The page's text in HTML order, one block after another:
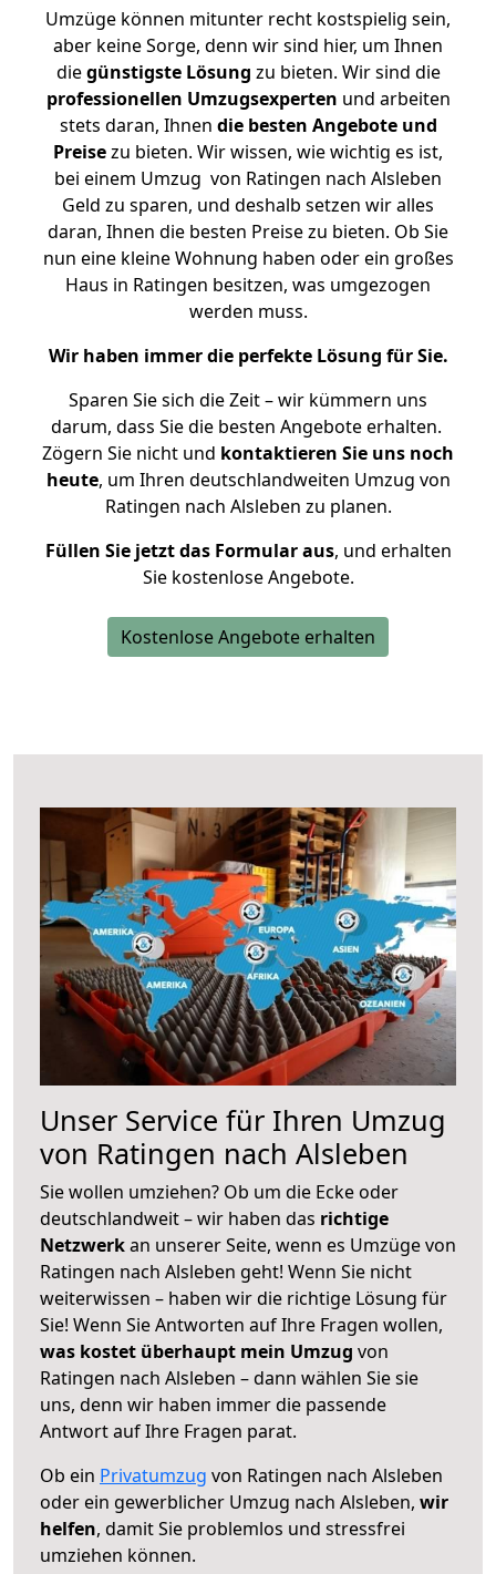
Umzüge können mitunter recht kostspielig sein,
aber keine Sorge, denn wir sind hier, um Ihnen
diegünstigste Lösung zu bieten. Wir sind die
professionellen Umzugsexperten und arbeiten
stets daran, Ihnen die besten Angebote und
Preisezu bieten. Wir wissen, wie wichtig es ist,
bei einem Umzug von Ratingen nach Alsleben
Geld zu sparen, und deshalb setzen wir alles
daran, Ihnen die besten Preise zu bieten. Ob Sie
nun eine kleine Wohnung haben oder ein großes
Haus in Ratingen besitzen, was umgezogen
werden muss.
Wir haben immer die perfekte Lösung für Sie.
Sparen Sie sich die Zeit – wir kümmern uns
darum, dass Sie die besten Angebote erhalten.
Zögern Sie nicht und kontaktieren Sie uns noch
heute, um Ihren deutschlandweiten Umzug von
Ratingen nach Alsleben zu planen.
Füllen Sie jetzt das Formular aus, und erhalten
Sie kostenlose Angebote.
Kostenlose Angebote erhalten
Unser Service für Ihren Umzug
von Ratingen nach Alsleben
Sie wollen umziehen? Ob um die Ecke oder
deutschlandweit – wir haben das richtige
Netzwerkan unserer Seite, wenn es Umzüge von
Ratingen nach Alsleben geht! Wenn Sie nicht
weiterwissen – haben wir die richtige Lösung für
Sie! Wenn Sie Antworten auf Ihre Fragen wollen,
was kostet überhaupt mein Umzug von
Ratingen nach Alsleben – dann wählen Sie sie
uns, denn wir haben immer die passende
Antwort auf Ihre Fragen parat.
Ob ein Privatumzug von Ratingen nach Alsleben
oder ein gewerblicher Umzug nach Alsleben, wir
helfen, damit Sie problemlos und stressfrei
umziehen können.